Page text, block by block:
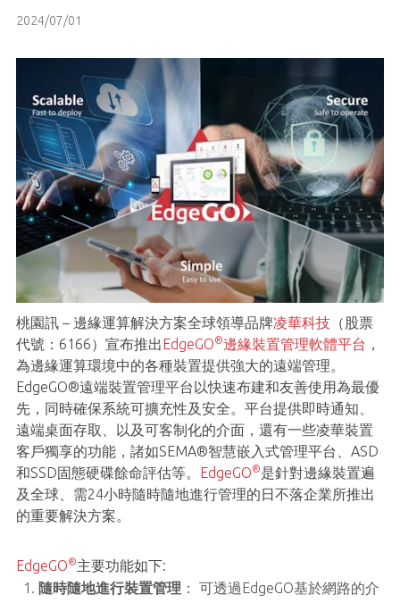
2024/07/01
桃園訊 – 邊緣運算解決方案全球領導品牌凌華科技（股票
代號：6166）宣布推出 EdgeGO®邊緣裝置管理軟體平台 ，
為邊緣運算環境中的各種裝置提供強大的遠端管理。
EdgeGO®遠端裝置管理平台以快速布建和友善使用為最優
先，同時確保系統可擴充性及安全。平台提供即時通知、
遠端桌面存取、以及可客制化的介面，還有一些凌華裝置
客戶獨享的功能，諸如SEMA®智慧嵌入式管理平台、ASD
和SSD固態硬碟餘命評估等。
EdgeGO®是針對邊緣裝置遍
及全球、需24小時隨時隨地進行管理的日不落企業所推出
的重要解決方案。
EdgeGO®主要功能如下:
隨時隨地進行裝置管理 ： 可透過EdgeGO基於網路的介